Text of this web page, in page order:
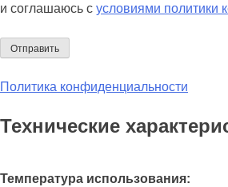
и соглашаюсь с условиями политики
Политика конфиденциальности
Технические
Температура использования: